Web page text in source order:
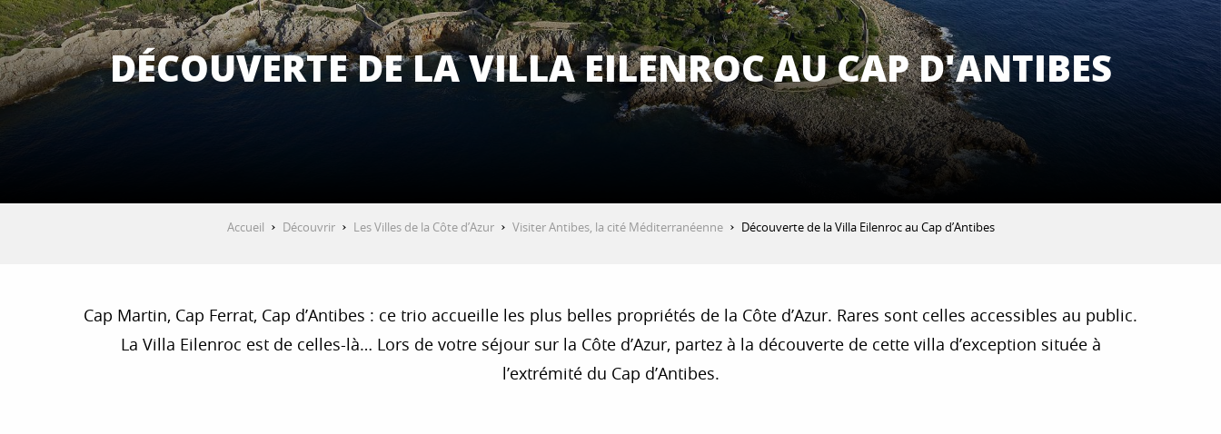
DÉCOUVERTE DE LA VILLA EILENROC AU CAP D'ANTIBES
Accueil Découvrir Les Villes de la Côte d’Azur Visiter Antibes, la cité Méditerranéenne Découverte de la Villa Eilenroc au Cap d’Antibes
Cap Martin, Cap Ferrat, Cap d’Antibes : ce trio accueille les plus belles propriétés de la Côte d’Azur. Rares sont celles accessibles au public.
La Villa Eilenroc est de celles-là… Lors de votre séjour sur la Côte d’Azur, partez à la découverte de cette villa d’exception située à
l’extrémité du Cap d’Antibes.